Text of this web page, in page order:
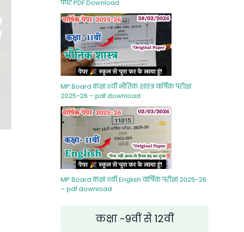
पेपर PDF Download
MP Board कक्षा 11वीं भौतिक शास्‍त्र वार्षिक परीक्षा
2025-26 – pdf download
MP Board कक्षा 11वीं English वार्षिक परीक्षा 2025-26
– pdf download
कक्षा -9वीं से 12वीं